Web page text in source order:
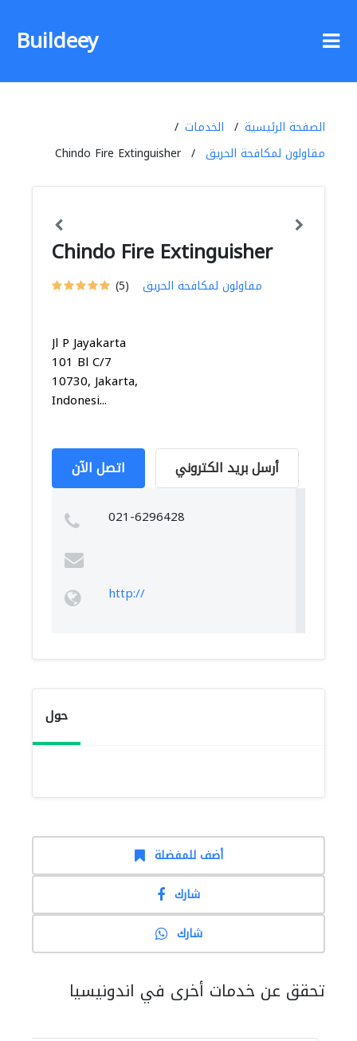
Buildeey
الصفحة الرئيسية
الخدمات
مقاولون لمكافحة الحريق
Chindo Fire Extinguisher
Chindo Fire Extinguisher
(5) مقاولون لمكافحة الحريق
Jl P Jayakarta
101 Bl C/7
10730, Jakarta,
Indonesi...
اتصل الآن أرسل بريد الكتروني
021-6296428
http://
حول
أضف للمفضلة
شارك
شارك
تحقق عن خدمات أخرى في اندونيسيا